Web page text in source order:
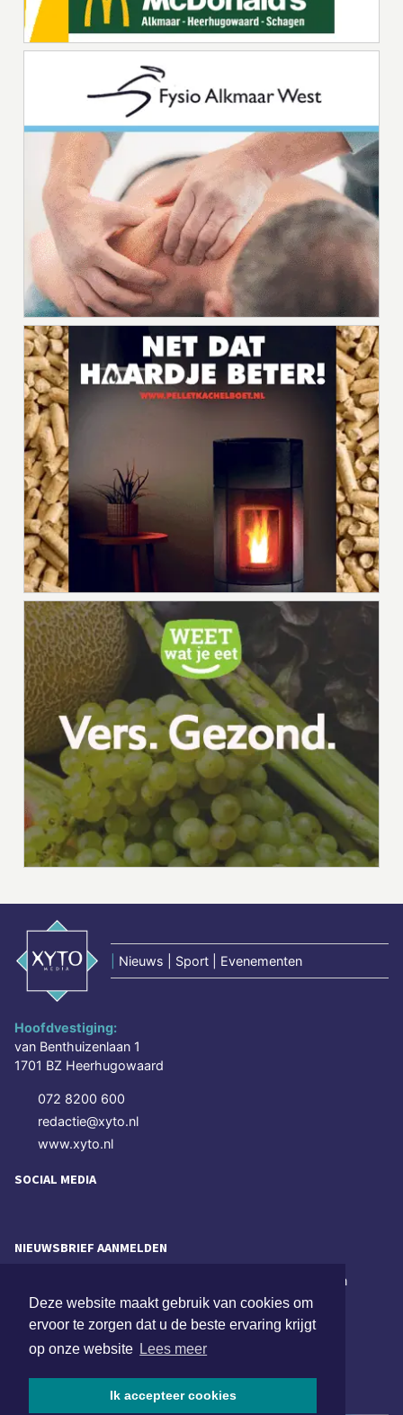
Deze website maakt gebruik van cookies om
ervoor te zorgen dat u de beste ervaring krijgt
op onze website Lees meer
Ik accepteer cookies
Nieuws | Sport | Evenementen
Hoofdvestiging:
van Benthuizenlaan 1
1701 BZ Heerhugowaard
072 8200 600
redactie@xyto.nl
www.xyto.nl
SOCIAL MEDIA
NIEUWSBRIEF AANMELDEN
Schrijf je in voor onze nieuwsbrief en krijg wekelijks een
samenvatting van alle gebeurtenissen uit jouw regio.
ONLINE DAGBLADEN